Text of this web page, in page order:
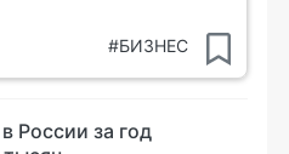
#БИЗНЕС
России за год